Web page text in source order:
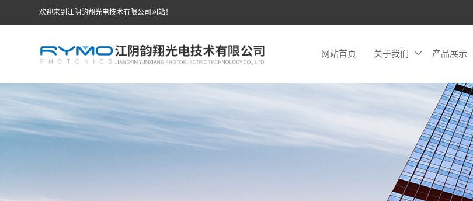
欢迎来到江阴韵翔光电技术有限公司网站！
网站首页 关于我们 产品展示